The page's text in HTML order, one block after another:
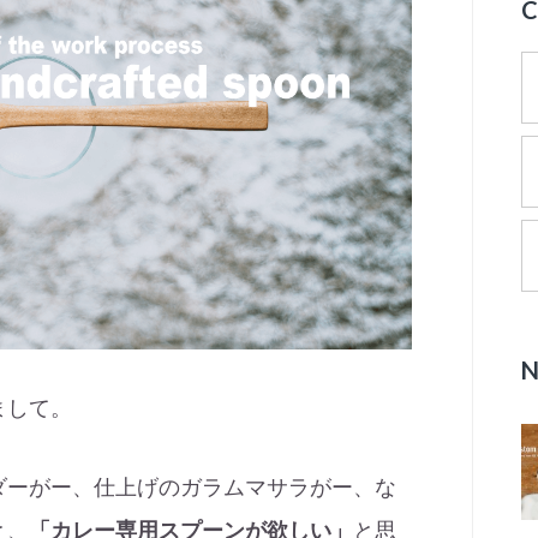
て。
がー、仕上げのガラムマサラがー、な
「カレー専用スプーンが欲しい」 と思